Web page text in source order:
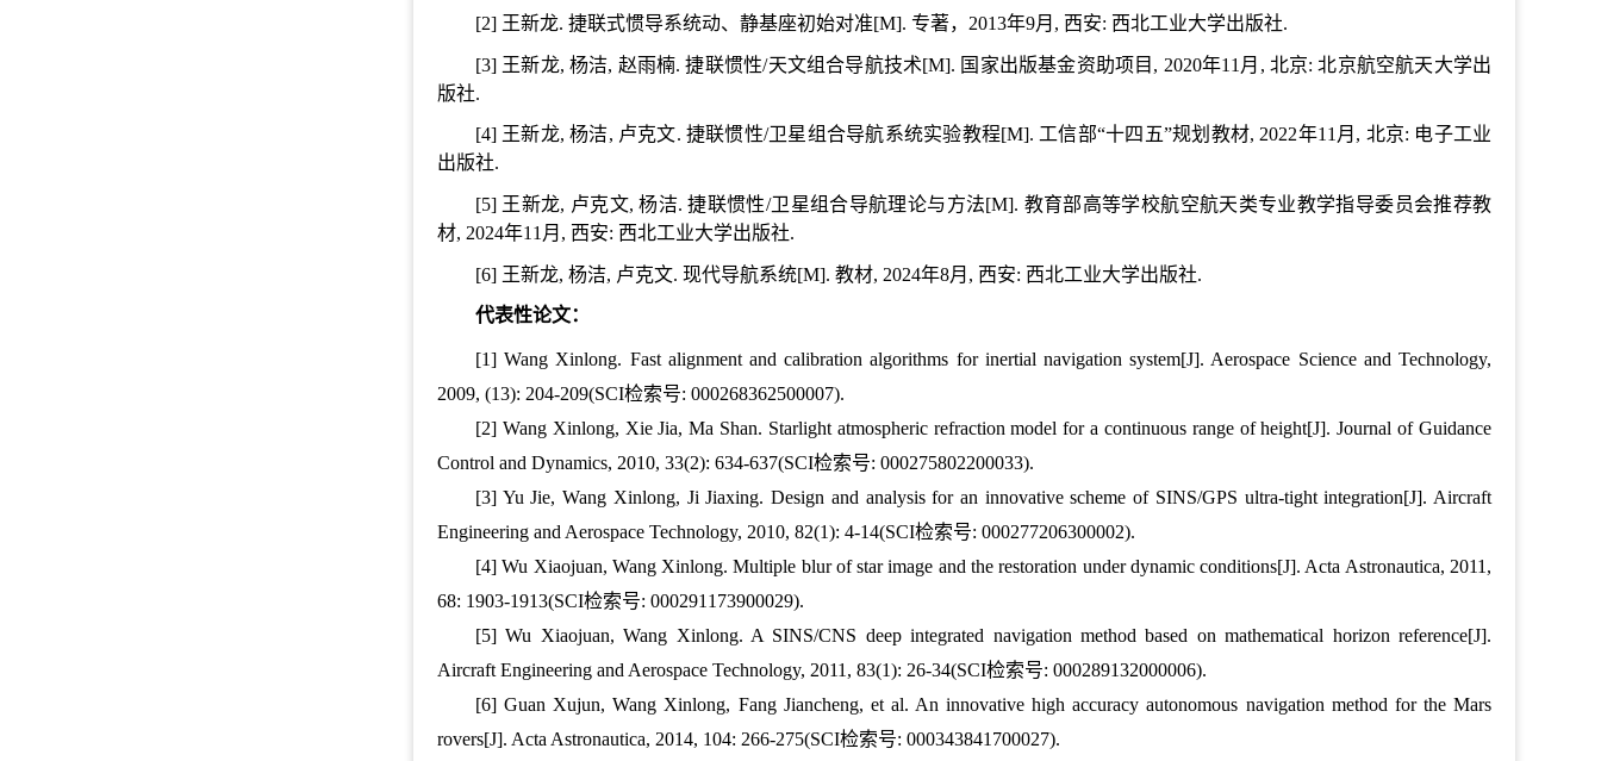
[2] 王新龙. 捷联式惯导系统动、静基座初始对准[M]. 专著，2013年9月, 西安: 西北工业大学出版社.
[3] 王新龙, 杨洁, 赵雨楠. 捷联惯性/天文组合导航技术[M]. 国家出版基金资助项目, 2020年11月, 北京: 北京航空航天大学出
版社.
[4] 王新龙, 杨洁, 卢克文. 捷联惯性/卫星组合导航系统实验教程[M]. 工信部“十四五”规划教材, 2022年11月, 北京: 电子工业
出版社.
[5] 王新龙, 卢克文, 杨洁. 捷联惯性/卫星组合导航理论与方法[M]. 教育部高等学校航空航天类专业教学指导委员会推荐教
材, 2024年11月, 西安: 西北工业大学出版社.
[6] 王新龙, 杨洁, 卢克文. 现代导航系统[M]. 教材, 2024年8月, 西安: 西北工业大学出版社.
代表性论文：
[1] Wang Xinlong. Fast alignment and calibration algorithms for inertial navigation system[J]. Aerospace Science and Technology,
2009, (13): 204-209(SCI检索号: 000268362500007).
[2] Wang Xinlong, Xie Jia, Ma Shan. Starlight atmospheric refraction model for a continuous range of height[J]. Journal of Guidance
Control and Dynamics, 2010, 33(2): 634-637(SCI检索号: 000275802200033).
[3] Yu Jie, Wang Xinlong, Ji Jiaxing. Design and analysis for an innovative scheme of SINS/GPS ultra-tight integration[J]. Aircraft
Engineering and Aerospace Technology, 2010, 82(1): 4-14(SCI检索号: 000277206300002).
[4] Wu Xiaojuan, Wang Xinlong. Multiple blur of star image and the restoration under dynamic conditions[J]. Acta Astronautica, 2011,
68: 1903-1913(SCI检索号: 000291173900029).
[5] Wu Xiaojuan, Wang Xinlong. A SINS/CNS deep integrated navigation method based on mathematical horizon reference[J].
Aircraft Engineering and Aerospace Technology, 2011, 83(1): 26-34(SCI检索号: 000289132000006).
[6] Guan Xujun, Wang Xinlong, Fang Jiancheng, et al. An innovative high accuracy autonomous navigation method for the Mars
rovers[J]. Acta Astronautica, 2014, 104: 266-275(SCI检索号: 000343841700027).